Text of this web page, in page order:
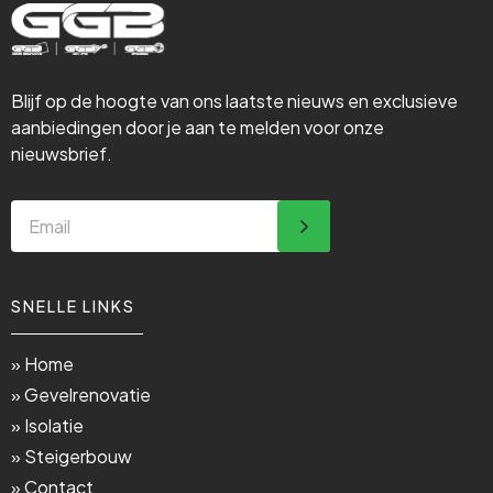
Blijf op de hoogte van ons laatste nieuws en exclusieve
aanbiedingen door je aan te melden voor onze
nieuwsbrief.
SNELLE LINKS
» Home
» Gevelrenovatie
» Isolatie
» Steigerbouw
» Contact